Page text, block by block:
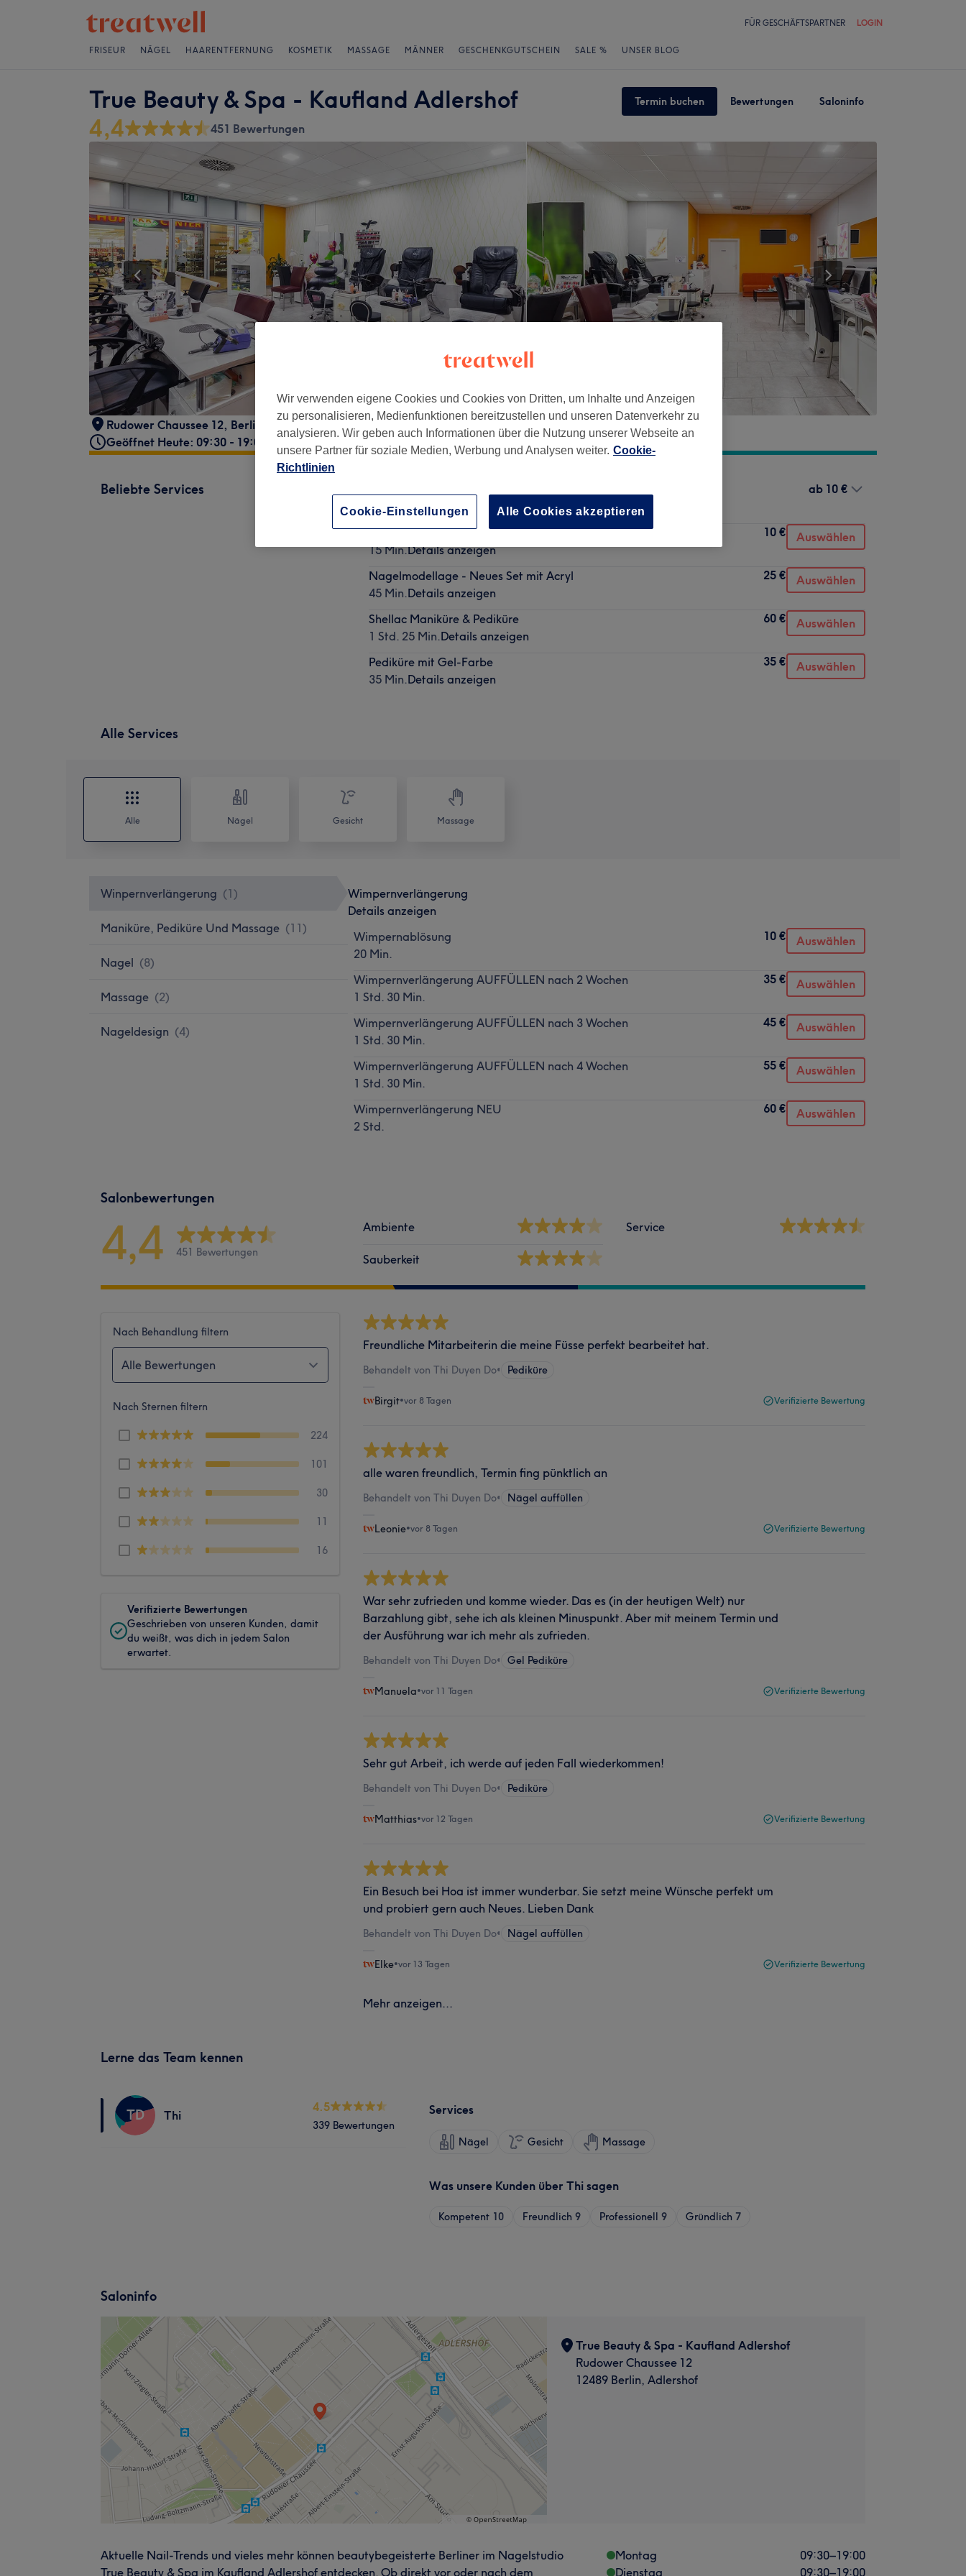
FÜR GESCHÄFTSPARTNER LOGIN
FRISEUR NÄGEL HAARENTFERNUNG KOSMETIK MASSAGE MÄNNER GESCHENKGUTSCHEIN SALE % UNSER BLOG
True Beauty & Spa - Kaufland Adlershof Termin buchen Bewertungen Saloninfo
4,4 451 Bewertungen
Rudower Chaussee 12, Berlin, Adlershof, 12489
Geöffnet Heute: 09:30 - 19:00
Beliebte Services
15 Min. - 40 Min.Details anzeigen
ab 10 €
Maniküre
15 Min.Details anzeigen
10 € Auswählen
Nagelmodellage - Neues Set mit Acryl
45 Min.Details anzeigen
25 € Auswählen
Shellac Maniküre & Pediküre
1 Std. 25 Min.Details anzeigen
60 € Auswählen
Pediküre mit Gel-Farbe
35 Min.Details anzeigen
35 € Auswählen
Alle Services
Alle Nägel Gesicht Massage
Winpernverlängerung (1 )
Maniküre, Pediküre Und Massage (11)
Nagel (8)
Massage (2)
Nageldesign (4)
Wimpernverlängerung
Details anzeigen
Wimpernablösung
20 Min.
10 € Auswählen
Wimpernverlängerung AUFFÜLLEN nach 2 Wochen
1 Std. 30 Min.
35 € Auswählen
Wimpernverlängerung AUFFÜLLEN nach 3 Wochen
1 Std. 30 Min.
45 € Auswählen
Wimpernverlängerung AUFFÜLLEN nach 4 Wochen
1 Std. 30 Min.
55 € Auswählen
Wimpernverlängerung NEU
2 Std.
60 € Auswählen
Salonbewertungen
4,4 451 Bewertungen
Ambiente
Sauberkeit
Service
Nach Behandlung filtern
Alle Bewertungen
Nach Sternen filtern
224
101
30
11
16
Verifizierte Bewertungen
Geschrieben von unseren Kunden, damit
du weißt, was dich in jedem Salon
erwartet.
Freundliche Mitarbeiterin die meine Füsse perfekt bearbeitet hat.
Behandelt von Thi Duyen Do• Pediküre
Birgit•vor 8 Tagen Verifizierte Bewertung
alle waren freundlich, Termin fing pünktlich an
Behandelt von Thi Duyen Do• Nägel auffüllen
Leonie•vor 8 Tagen Verifizierte Bewertung
War sehr zufrieden und komme wieder. Das es (in der heutigen Welt) nur
Barzahlung gibt, sehe ich als kleinen Minuspunkt. Aber mit meinem Termin und
der Ausführung war ich mehr als zufrieden.
Behandelt von Thi Duyen Do• Gel Pediküre
Manuela•vor 11 Tagen Verifizierte Bewertung
Sehr gut Arbeit, ich werde auf jeden Fall wiederkommen!
Behandelt von Thi Duyen Do• Pediküre
Matthias•vor 12 Tagen Verifizierte Bewertung
Ein Besuch bei Hoa ist immer wunderbar. Sie setzt meine Wünsche perfekt um
und probiert gern auch Neues. Lieben Dank
Behandelt von Thi Duyen Do• Nägel auffüllen
Elke•vor 13 Tagen Verifizierte Bewertung
Mehr anzeigen...
Lerne das Team kennen
TD Thi
4.5
339 Bewertungen
Services
Nägel Gesicht Massage
Was unsere Kunden über Thi sagen
Kompetent 10 Freundlich 9 Professionell 9 Gründlich 7
Saloninfo
True Beauty & Spa - Kaufland Adlershof
Rudower Chaussee 12
12489 Berlin, Adlershof
Aktuelle Nail-Trends und vieles mehr können beautybegeisterte Berliner im Nagelstudio
True Beauty & Spa im Kaufland Adlershof entdecken. Ob direkt vor oder nach dem
Montag 09:30–19:00
Dienstag
09:30–19:00
Wir verwenden eigene Cookies und Cookies von Dritten, um Inhalte und Anzeigen
zu personalisieren, Medienfunktionen bereitzustellen und unseren Datenverkehr zu
analysieren. Wir geben auch Informationen über die Nutzung unserer Webseite an
unsere Partner für soziale Medien, Werbung und Analysen weiter. Cookie-
Richtlinien
Cookie-Einstellungen Alle Cookies akzeptieren